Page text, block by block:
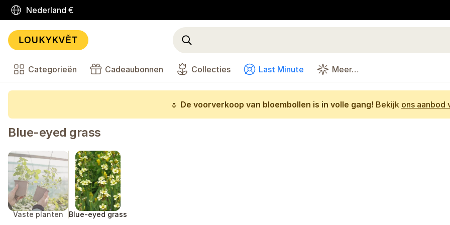
Nederland €
Categorieën Cadeaubonnen Collecties Last Minute Meer…
🌷 De voorverkoop van bloembollen is in volle gang! Bekijk ons aanbod
Blue-eyed grass
Vaste planten Blue-eyed grass